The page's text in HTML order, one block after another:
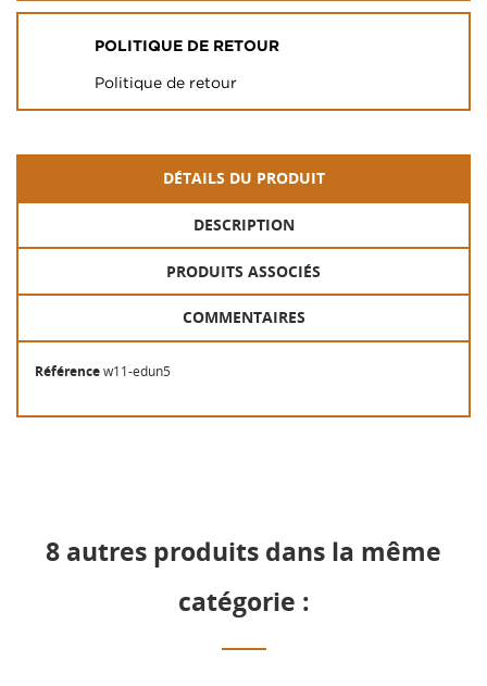
POLITIQUE DE RETOUR
Politique de retour
DÉTAILS DU PRODUIT
DESCRIPTION
PRODUITS ASSOCIÉS
COMMENTAIRES
Référencew11-edun5
8 autres produits dans la même
catégorie :